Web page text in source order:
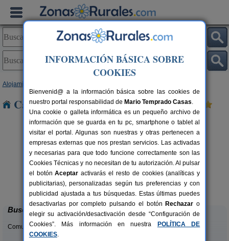
Alojamientos
Casas Rurales cerca de Rubena
6-7+1 pers.
desde22 €
Casa El Sauco
Ailanes de Zamanzas (Burgos)
Buscar
Comunidades:
INFORMACIÓN BÁSICA SOBRE
COOKIES
Bienvenid@ a la información básica sobre las cookies de
nuestro portal responsabilidad de Mario Temprado Casas.
Una cookie o galleta informática es un pequeño archivo de
información que se guarda en tu pc, smartphone o tablet al
visitar el portal. Algunas son nuestras y otras pertenecen a
empresas externas que nos prestan servicios. Las activadas
y necesarias para que todo funcione correctamente son las
Cookies Técnicas y no necesitan de tu autorización. Al pulsar
el botónAceptar activarás el resto de cookies (analíticas y
publicitarias), personalizadas según tus preferencias y con
publicidad ajustada a tus búsquedas. Estas últimas puedes
desactivarlas por completo pulsando el botón Rechazar o
elegir su activación/desactivación desde “Configuración de
Cookies”. Más información en nuestra
POLÍTICA DE
COOKIES.